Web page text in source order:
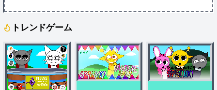
トレンドゲーム